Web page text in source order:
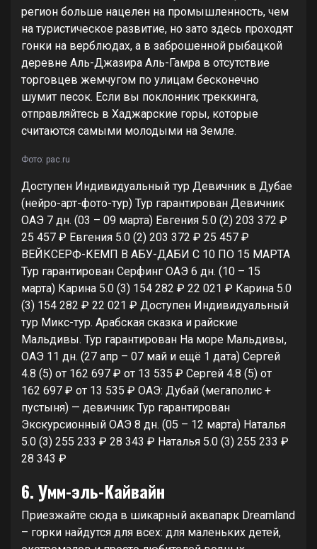
регион больше нацелен на промышленность, чем
на туристическое развитие, но зато здесь проходят
гонки на верблюдах, а в заброшенной рыбацкой
деревне Аль-Джазира Аль-Гамра в отсутствие
торговцев жемчугом по улицам бесконечно
шумит песок. Если вы поклонник треккинга,
отправляйтесь в Хаджарские горы, которые
считаются самыми молодыми на Земле.
Фото: pac.ru
Доступен Индивидуальный тур Девичник в Дубае
(нейро-арт-фото-тур) Тур гарантирован Девичник
ОАЭ 7 дн. (03 – 09 марта) Евгения 5.0 (2) 203 372 ₽
25 457 ₽ Евгения 5.0 (2) 203 372 ₽ 25 457 ₽
ВЕЙКСЕРФ-КЕМП В АБУ-ДАБИ С 10 ПО 15 МАРТА
Тур гарантирован Серфинг ОАЭ 6 дн. (10 – 15
марта) Карина 5.0 (3) 154 282 ₽ 22 021 ₽ Карина 5.0
(3) 154 282 ₽ 22 021 ₽ Доступен Индивидуальный
тур Микс-тур. Арабская сказка и райские
Мальдивы. Тур гарантирован На море Мальдивы,
ОАЭ 11 дн. (27 апр – 07 май и ещё 1 дата) Сергей
4.8 (5) от 162 697 ₽ от 13 535 ₽ Сергей 4.8 (5) от
162 697 ₽ от 13 535 ₽ ОАЭ: Дубай (мегаполис +
пустыня) — девичник Тур гарантирован
Экскурсионный ОАЭ 8 дн. (05 – 12 марта) Наталья
5.0 (3) 255 233 ₽ 28 343 ₽ Наталья 5.0 (3) 255 233 ₽
28 343 ₽
6. Умм-эль-Кайвайн
Приезжайте сюда в шикарный аквапарк Dreamland
– горки найдутся для всех: для маленьких детей,